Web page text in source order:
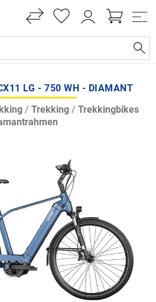
LG - 750 WH - DIAMANT
/ Trekking/ Trekkingbikes